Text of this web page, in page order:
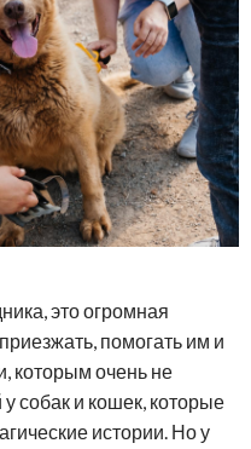
это огромная
помогать им и
которым очень не
собак и кошек, которые
истории. Но у